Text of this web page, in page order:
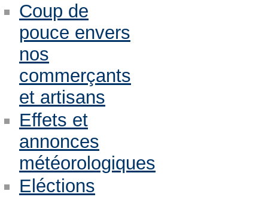
Coup de
pouce envers
nos
commerçants
et artisans
Effets et
annonces
météorologiques
Eléctions